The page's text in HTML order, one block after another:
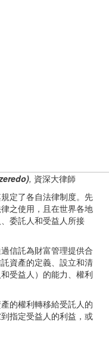
, 資深大律師
定了各自法律制度。先
之使用，且在世界各地
委託人和受益人所接
信託為財富管理提供合
資產的定義、設立和清
受益人）的能力、權利
的權利轉移給受託人的
指定受益人的利益，或